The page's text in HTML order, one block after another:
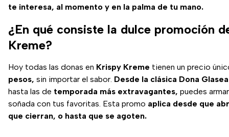
te interesa, al momento y en la palma de tu mano.
¿En qué consiste la dulce promoción
Kreme?
Hoy todas las donas en Krispy Kreme tienen un precio
pesos, sin importar el sabor. Desde la clásica Dona
hasta las de temporada más extravagantes, puedes
soñada con tus favoritas. Esta promo aplica desde que
que cierran, o hasta que se agoten.